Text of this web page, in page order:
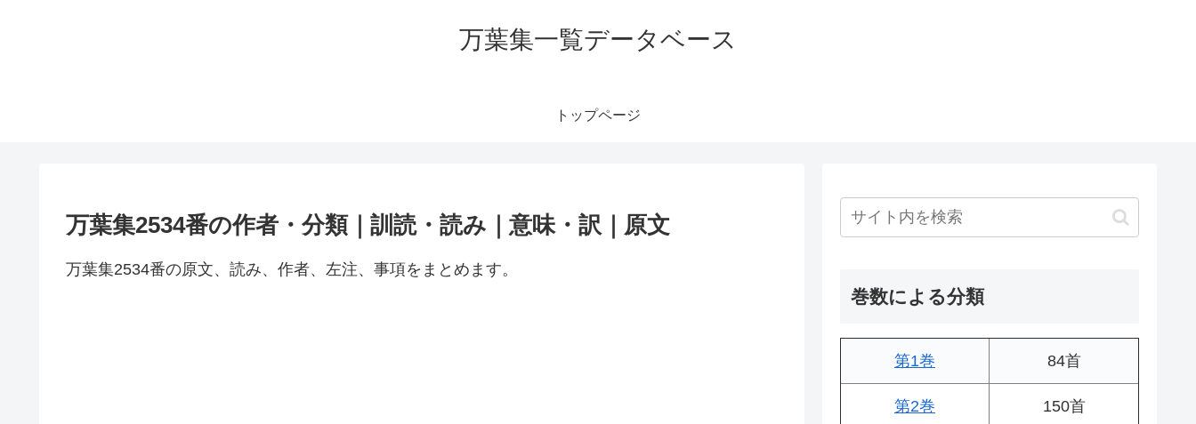
万葉集一覧データベース
トップページ
万葉集2534番の作者・分類｜訓読・読み｜意味・訳｜原文
万葉集2534番の原文、読み、作者、左注、事項をまとめます。
巻数による分類
第1巻 84首
第2巻 150首